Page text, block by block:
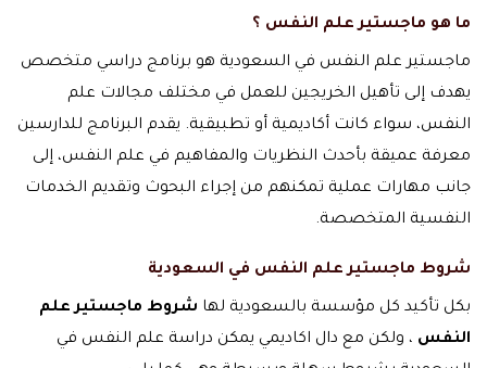
ما هو ماجستير علم النفس ؟
ماجستير علم النفس في السعودية هو برنامج دراسي متخصص
يهدف إلى تأهيل الخريجين للعمل في مختلف مجالات علم
النفس، سواء كانت أكاديمية أو تطبيقية. يقدم البرنامج للدارسين
معرفة عميقة بأحدث النظريات والمفاهيم في علم النفس، إلى
جانب مهارات عملية تمكنهم من إجراء البحوث وتقديم الخدمات
النفسية المتخصصة.
شروط ماجستير علم النفس في السعودية
بكل تأكيد كل مؤسسة بالسعودية لها شروط ماجستير علم
النفس ، ولكن مع دال اكاديمي يمكن دراسة علم النفس في